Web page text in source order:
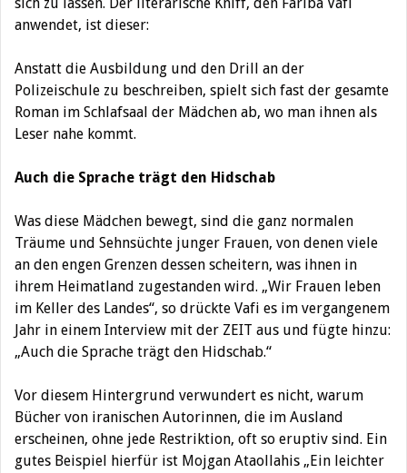
anwendet, ist dieser:
Anstatt die Ausbildung und den Drill an der
Polizeischule zu beschreiben, spielt sich fast der gesamte
Roman im Schlafsaal der Mädchen ab, wo man ihnen als
Leser nahe kommt.
Auch die Sprache trägt den Hidschab
Was diese Mädchen bewegt, sind die ganz normalen
Träume und Sehnsüchte junger Frauen, von denen viele
an den engen Grenzen dessen scheitern, was ihnen in
ihrem Heimatland zugestanden wird. „Wir Frauen leben
im Keller des Landes“, so drückte Vafi es im vergangenem
Jahr in einem Interview mit der ZEIT aus und fügte hinzu:
„Auch die Sprache trägt den Hidschab.“
Vor diesem Hintergrund verwundert es nicht, warum
Bücher von iranischen Autorinnen, die im Ausland
erscheinen, ohne jede Restriktion, oft so eruptiv sind. Ein
gutes Beispiel hierfür ist Mojgan Ataollahis „Ein leichter